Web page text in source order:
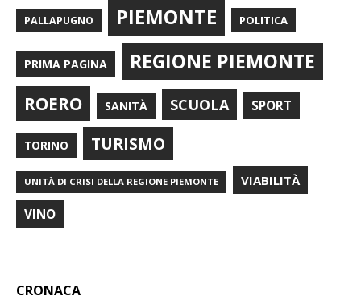
PALLAPUGNO PIEMONTE POLITICA
PRIMA PAGINA REGIONE PIEMONTE
ROERO SANITÀ SCUOLA SPORT
TORINO TURISMO
UNITÀ DI CRISI DELLA REGIONE PIEMONTE VIABILITÀ
VINO
CRONACA